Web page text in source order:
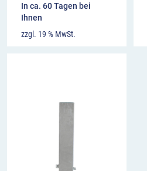
In ca. 60 Tagen bei
Ihnen
zzgl. 19 % MwSt.